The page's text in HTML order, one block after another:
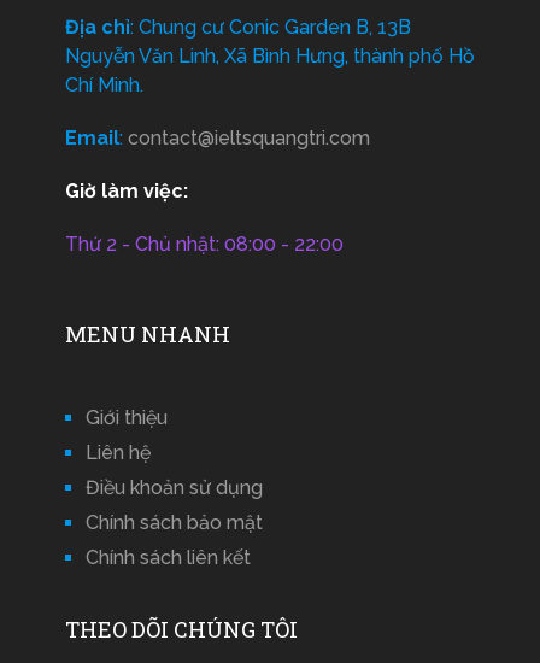
Địa chỉ: Chung cư Conic Garden B, 13B
Nguyễn Văn Linh, Xã Bình Hưng, thành phố Hồ
Chí Minh.
Email: contact@ieltsquangtri.com
Giờ làm việc:
Thứ 2 - Chủ nhật: 08:00 - 22:00
MENU NHANH
Giới thiệu
Liên hệ
Điều khoản sử dụng
Chính sách bảo mật
Chính sách liên kết
THEO DÕI CHÚNG TÔI